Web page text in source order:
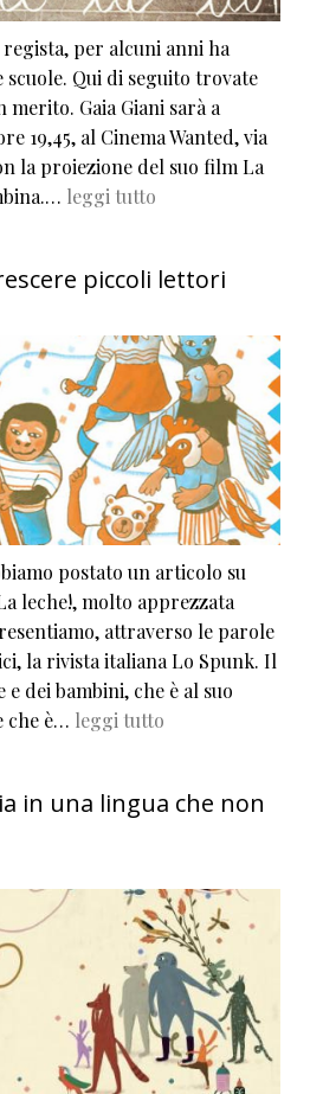
per alcuni anni ha
Qui di seguito trovate
merito. Gaia Giani sarà a
19,45, al Cinema Wanted, via
la proiezione del suo film La
leggi tutto
piccoli lettori
postato un articolo su
leche!, molto apprezzata
attraverso le parole
la rivista italiana Lo Spunk. Il
dei bambini, che è al suo
che è… leggi tutto
in una lingua che non